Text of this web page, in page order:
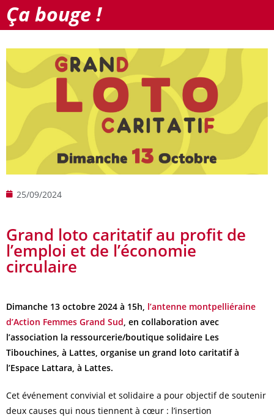
Ça bouge !
25/09/2024
Grand loto caritatif au profit de
l’emploi et de l’économie
circulaire
Dimanche 13 octobre 2024 à 15h, l’antenne montpelliéraine
d’Action Femmes Grand Sud , en collaboration avec
l’association la ressourcerie/boutique solidaire Les
Tibouchines, à Lattes, organise un grand loto caritatif à
l’Espace Lattara, à Lattes.
Cet événement convivial et solidaire a pour objectif de soutenir
deux causes qui nous tiennent à cœur : l’insertion